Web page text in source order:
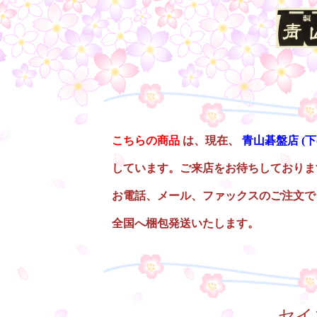
○
こちらの商品 は、現在、 青山碁盤店 (
しています。ご来店をお待ちしており
お電話、メール、ファックスのご注文
全国へ梱包発送いたします。